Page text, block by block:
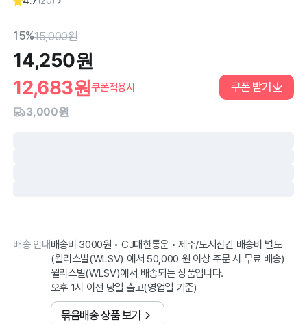
15%15,000원
14,250원
12,683원쿠폰적용시 쿠폰 받기
3,000원
배송 안내배송비 3000원 • CJ대한통운 • 제주/도서산간 배송비 별도
(윌리스빌(WLSV) 에서 50,000 원 이상 주문 시 무료 배송)
윌리스빌(WLSV)에서 배송되는 상품입니다.
오후 1시 이전 당일 출고(영업일 기준)
묶음배송 상품 보기